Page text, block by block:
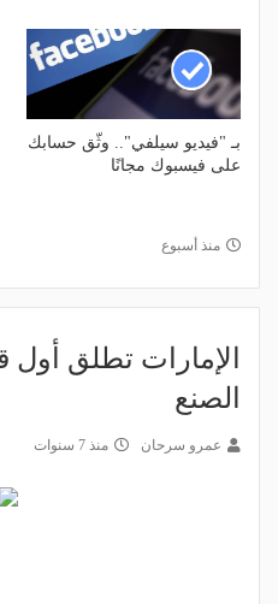
بـ "فيديو سيلفي".. وثّق حسابك
على فيسبوك مجانًا
منذ أسبوع
الإمارات تطلق
الصنع
عمرو سرحان منذ 7 سنوات